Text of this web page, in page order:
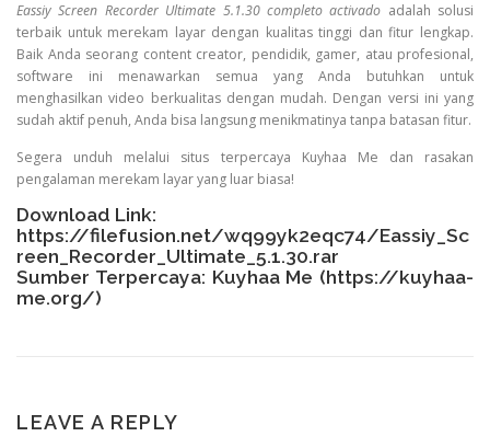
Eassiy Screen Recorder Ultimate 5.1.30 completo activado adalah solusi
terbaik untuk merekam layar dengan kualitas tinggi dan fitur lengkap.
Baik Anda seorang content creator, pendidik, gamer, atau profesional,
software ini menawarkan semua yang Anda butuhkan untuk
menghasilkan video berkualitas dengan mudah. Dengan versi ini yang
sudah aktif penuh, Anda bisa langsung menikmatinya tanpa batasan fitur.
Segera unduh melalui situs terpercaya Kuyhaa Me dan rasakan
pengalaman merekam layar yang luar biasa!
Download Link:
https://filefusion.net/wq99yk2eqc74/Eassiy_Sc
reen_Recorder_Ultimate_5.1.30.rar
Sumber Terpercaya: Kuyhaa Me (https://kuyhaa-
me.org/)
LEAVE A REPLY